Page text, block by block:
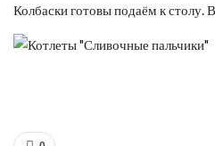
Колбаски готовы подаём к столу.